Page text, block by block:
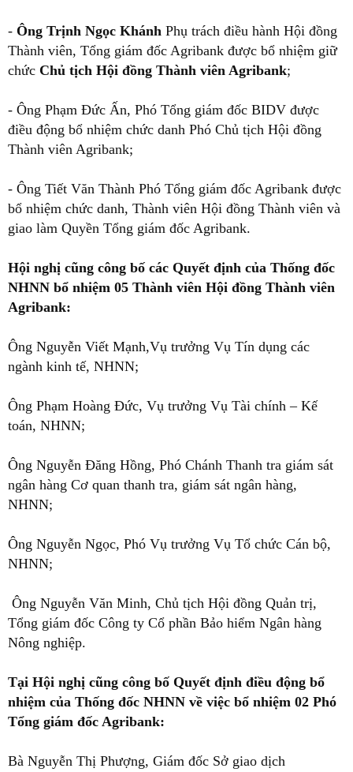
- Ông Trịnh Ngọc Khánh Phụ trách điều hành Hội đồng
Thành viên, Tổng giám đốc Agribank được bổ nhiệm giữ
chức Chủ tịch Hội đồng Thành viên Agribank;
- Ông Phạm Đức Ấn, Phó Tổng giám đốc BIDV được
điều động bổ nhiệm chức danh Phó Chủ tịch Hội đồng
Thành viên Agribank;
- Ông Tiết Văn Thành Phó Tổng giám đốc Agribank được
bổ nhiệm chức danh, Thành viên Hội đồng Thành viên và
giao làm Quyền Tổng giám đốc Agribank.
Hội nghị cũng công bố các Quyết định của Thống đốc
NHNN bổ nhiệm 05 Thành viên Hội đồng Thành viên
Agribank:
Ông Nguyễn Viết Mạnh,Vụ trưởng Vụ Tín dụng các
ngành kinh tế, NHNN;
Ông Phạm Hoàng Đức, Vụ trưởng Vụ Tài chính – Kế
toán, NHNN;
Ông Nguyễn Đăng Hồng, Phó Chánh Thanh tra giám sát
ngân hàng Cơ quan thanh tra, giám sát ngân hàng,
NHNN;
Ông Nguyễn Ngọc, Phó Vụ trưởng Vụ Tổ chức Cán bộ,
NHNN;
Ông Nguyễn Văn Minh, Chủ tịch Hội đồng Quản trị,
Tổng giám đốc Công ty Cổ phần Bảo hiểm Ngân hàng
Nông nghiệp.
Tại Hội nghị cũng công bố Quyết định điều động bổ
nhiệm của Thống đốc NHNN về việc bổ nhiệm 02 Phó
Tổng giám đốc Agribank:
Bà Nguyễn Thị Phượng, Giám đốc Sở giao dịch